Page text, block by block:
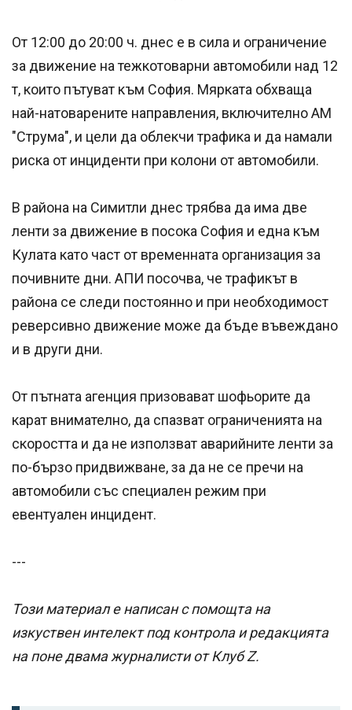
От 12:00 до 20:00 ч. днес е в сила и ограничение
за движение на тежкотоварни автомобили над 12
т, които пътуват към София. Мярката обхваща
най-натоварените направления, включително АМ
"Струма", и цели да облекчи трафика и да намали
риска от инциденти при колони от автомобили.
В района на Симитли днес трябва да има две
ленти за движение в посока София и една към
Кулата като част от временната организация за
почивните дни. АПИ посочва, че трафикът в
района се следи постоянно и при необходимост
реверсивно движение може да бъде въвеждано
и в други дни.
От пътната агенция призовават шофьорите да
карат внимателно, да спазват ограниченията на
скоростта и да не използват аварийните ленти за
по-бързо придвижване, за да не се пречи на
автомобили със специален режим при
евентуален инцидент.
---
Този материал е написан с помощта на
изкуствен интелект под контрола и редакцията
на поне двама журналисти от Клуб Z.